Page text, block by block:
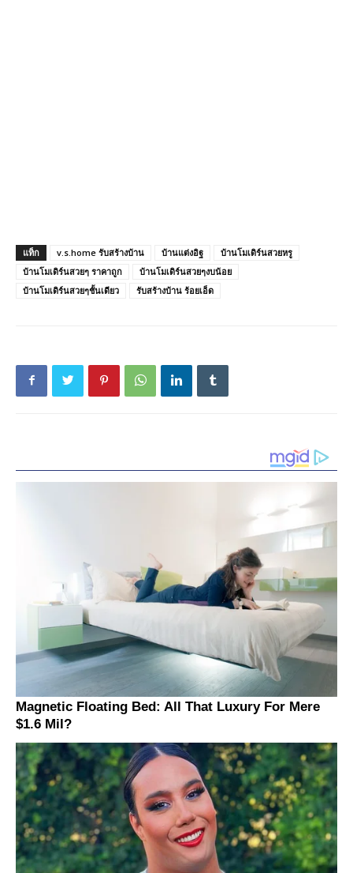
แท็ก v.s.home รับสร้างบ้าน บ้านแต่งอิฐ
บ้านโมเดิร์นสวยหรู
บ้านโมเดิร์นสวยๆ ราคาถูก
บ้านโมเดิร์นสวยๆงบน้อย
บ้านโมเดิร์นสวยๆชั้นเดียว
รับสร้างบ้าน ร้อยเอ็ด